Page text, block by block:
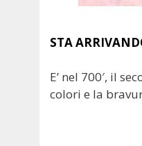
STA
E’ nel 700′, il
colori e la